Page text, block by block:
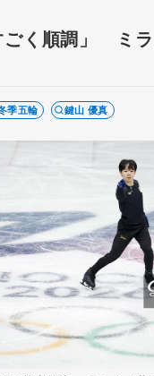
ごく順調」 ミ
季五輪 鍵山 優真